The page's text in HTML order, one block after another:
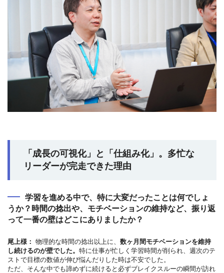
「成長の可視化」と「仕組み化」。多忙な
リーダーが完走できた理由
学習を進める中で、特に大変だったことは何でしょ
うか？時間の捻出や、モチベーションの維持など、振り返
って一番の壁はどこにありましたか？
尾上様： 物理的な時間の捻出以上に、 数ヶ月間モチベーションを維持
し続けるのが壁でした。 特に仕事が忙しく学習時間が削られ、週次のテ
ストで目標の数値が伸び悩んだりした時は不安でした。
ただ、そんな中でも諦めずに続けると必ずブレイクスルーの瞬間が訪れ